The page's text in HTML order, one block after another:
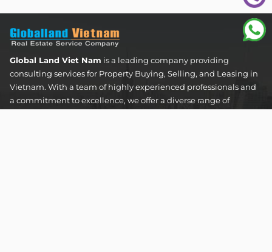
Global Land Viet Nam is a leading company providing
consulting services for Property Buying, Selling, and Leasing in
Vietnam. With a team of highly experienced professionals and
a commitment to excellence, we offer a diverse range of